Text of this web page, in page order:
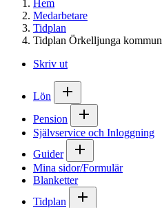
Hem
Medarbetare
Tidplan
Tidplan Örkelljunga kommun
Skriv ut
Lön
Pension
Självservice och Inloggning
Guider
Mina sidor/Formulär
Blanketter
Tidplan